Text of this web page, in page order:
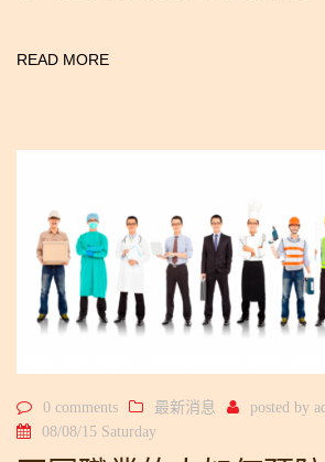
READ MORE
0 comments 最新消息 posted by
08/08/15 Saturday